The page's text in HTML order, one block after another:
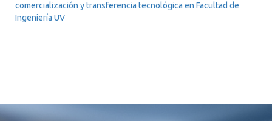
comercialización y transferencia tecnológica en Facultad de
Ingeniería UV